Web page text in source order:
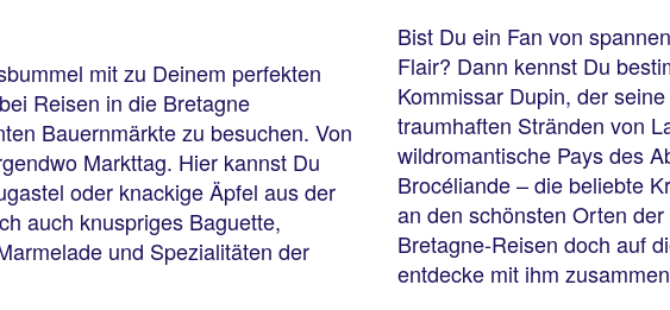
mit zu Deinem perfekten
Reisen in die Bretagne
Bauernmärkte zu besuchen. Von
Markttag. Hier kannst Du
oder knackige Äpfel aus der
auch knuspriges Baguette,
und Spezialitäten der
Bist Du ein Fan von
Flair? Dann kennst Du
Kommissar Dupin, der
traumhaften Stränden von
wildromantische Pays des
Brocéliande – die beliebte
an den schönsten Orten
Bretagne-Reisen doch auf
entdecke mit ihm